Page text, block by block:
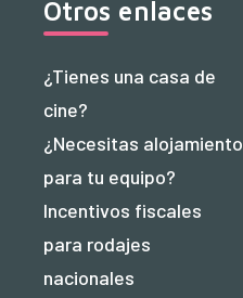
Otros enlaces
¿Tienes una casa de
cine?
¿Necesitas alojamiento
para tu equipo?
Incentivos fiscales
para rodajes
nacionales